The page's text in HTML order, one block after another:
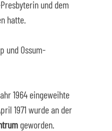
und dem
hatte.
und Ossum-
1964 eingeweihte
1971 wurde an der
geworden.